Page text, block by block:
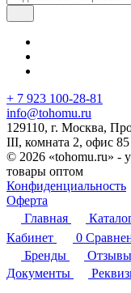
+ 7 923 100-28-81
info@tohomu.ru
129110, г. Москва,
III, комната 2, офис 85
© 2026 «tohomu.ru» -
товары оптом
Конфиденциальность
Оферта
Главная
Кабинет
0
Бренды
Отзывы
Документы